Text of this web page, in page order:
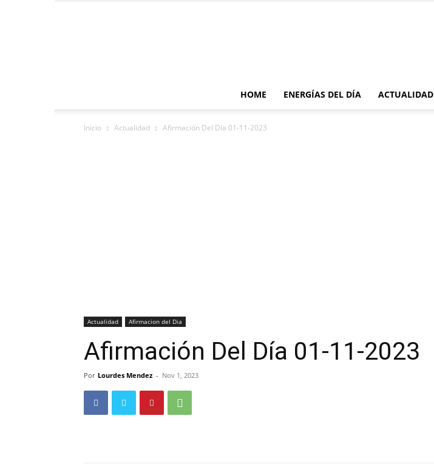
HOME ENERGÍAS DEL DÍA ACTUALIDAD
Inicio Actualidad Afirmación Del Día 01-11-2023
Actualidad Afirmacion del Dia
Afirmación Del Día 01-11-2023
Por Lourdes Mendez - Nov 1, 2023